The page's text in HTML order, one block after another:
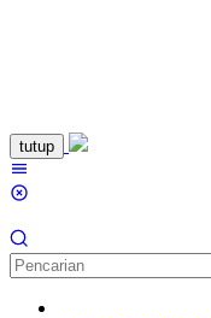
Loncat
ke
konten
tutup